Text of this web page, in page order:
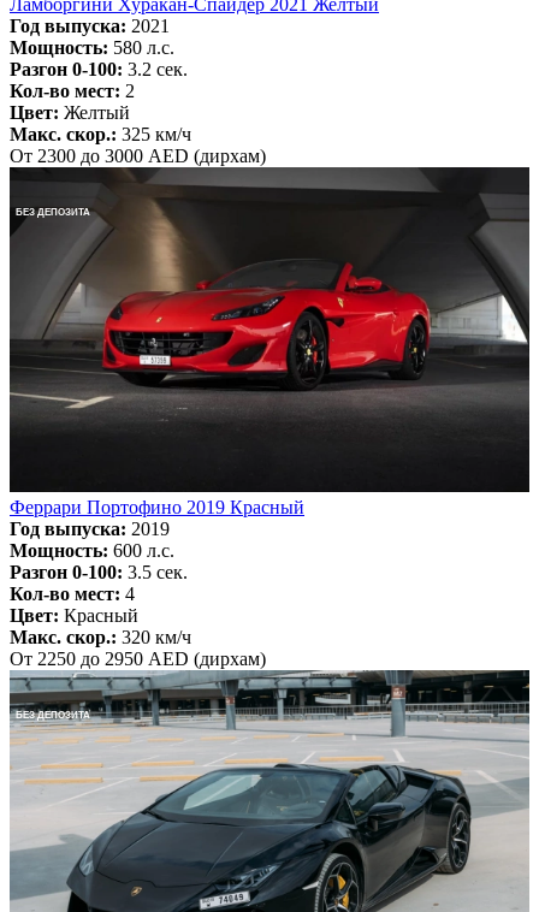
Ламборгини Хуракан-Спайдер 2021 Желтый
Год выпуска: 2021
Мощность: 580 л.с.
Разгон 0-100: 3.2 сек.
Кол-во мест: 2
Цвет: Желтый
Макс. скор.: 325 км/ч
От 2300 до 3000 AED (дирхам)
БЕЗ ДЕПОЗИТА
Феррари Портофино 2019 Красный
Год выпуска: 2019
Мощность: 600 л.с.
Разгон 0-100: 3.5 сек.
Кол-во мест: 4
Цвет: Красный
Макс. скор.: 320 км/ч
От 2250 до 2950 AED (дирхам)
БЕЗ ДЕПОЗИТА